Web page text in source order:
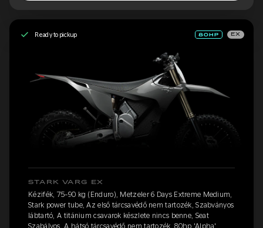
Ready to pickup EX
STARK VARG EX
Kézifék, 75-90 kg (Enduro), Metzeler 6 Days Extreme Medium,
Stark power tube, Az első tárcsavédő nem tartozék, Szabványos
lábtartó, A titánium csavarok készlete nincs benne, Seat